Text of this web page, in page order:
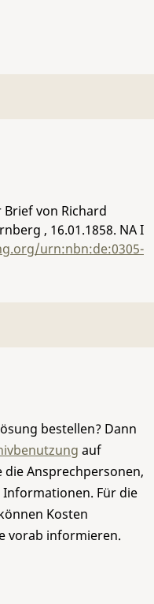
von Richard
, 16.01.1858. NA I
urn:nbn:de:0305-
bestellen? Dann
auf
Ansprechpersonen,
Für die
Kosten
vorab informieren.